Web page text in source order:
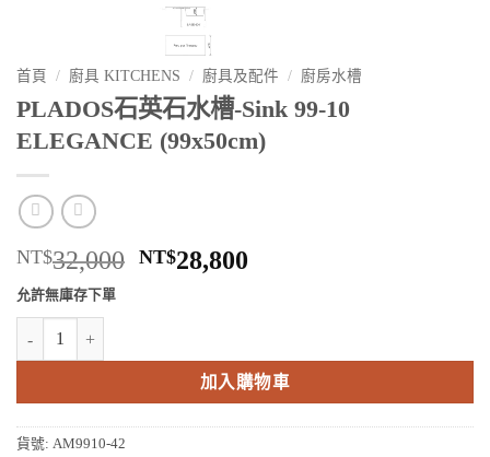
首頁 / 廚具 KITCHENS / 廚具及配件 / 廚房水槽
PLADOS石英石水槽-Sink 99-10
ELEGANCE (99x50cm)
NT$32,000 原
NT$32,000。
NT$28,800
NT$28,800。
允許無庫存下單
PLADOS石英石水槽-Sink 99-10 ELEGANCE (99x50cm) 數量
加入購物車
貨號: AM9910-42